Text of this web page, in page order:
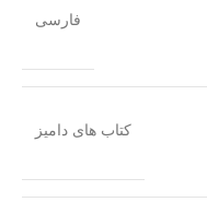
فارسی
کتاب های دامیز